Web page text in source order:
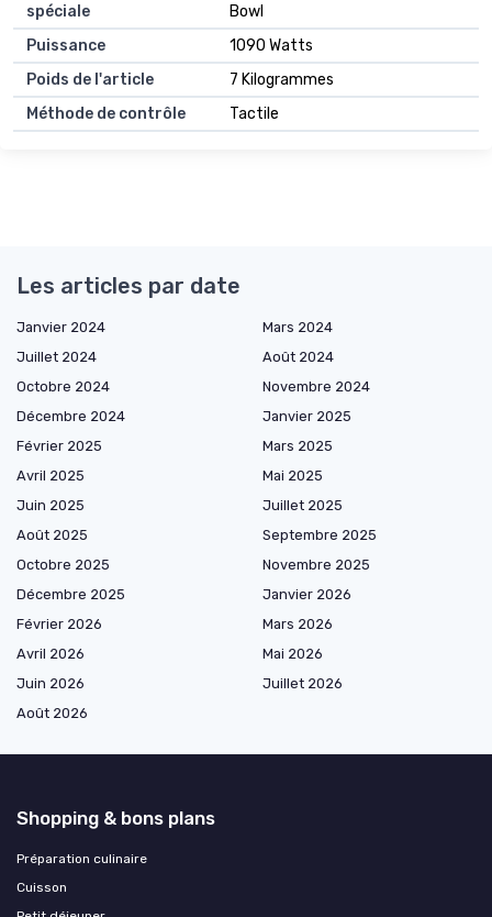
spéciale
Bowl
Puissance
1090 Watts
Poids de l'article
7 Kilogrammes
Méthode de contrôle
Tactile
Les articles par date
Janvier 2024
Mars 2024
Juillet 2024
Août 2024
Octobre 2024
Novembre 2024
Décembre 2024
Janvier 2025
Février 2025
Mars 2025
Avril 2025
Mai 2025
Juin 2025
Juillet 2025
Août 2025
Septembre 2025
Octobre 2025
Novembre 2025
Décembre 2025
Janvier 2026
Février 2026
Mars 2026
Avril 2026
Mai 2026
Juin 2026
Juillet 2026
Août 2026
Shopping & bons plans
Préparation culinaire
Cuisson